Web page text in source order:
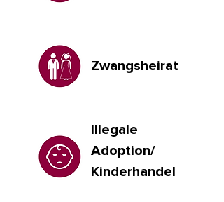
Zwangsheirat
Illegale
Adoption/
Kinderhandel